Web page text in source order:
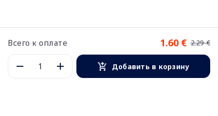
Всего к оплате 1.60 € 2.29 €
Добавить в корзину